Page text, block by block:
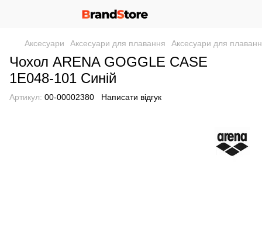
Аксесуари Аксесуари для плавання Аксесуари для
Чохол ARENA GOGGLE CASE
1E048-101 Синій
Артикул: 00-00002380 Написати відгук